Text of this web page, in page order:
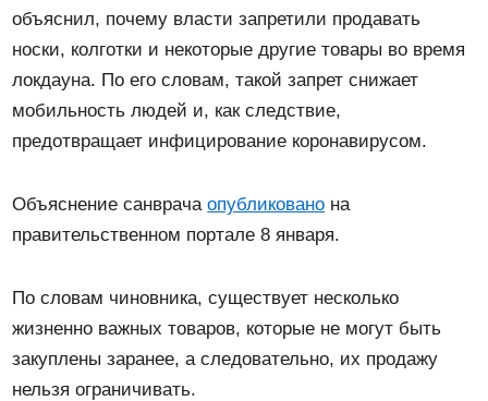
объяснил, почему власти запретили продавать
носки, колготки и некоторые другие товары во время
локдауна. По его словам, такой запрет снижает
мобильность людей и, как следствие,
предотвращает инфицирование коронавирусом.
Объяснение санврачаопубликовано на
правительственном портале 8 января.
По словам чиновника, существует несколько
жизненно важных товаров, которые не могут быть
закуплены заранее, а следовательно, их продажу
нельзя ограничивать.